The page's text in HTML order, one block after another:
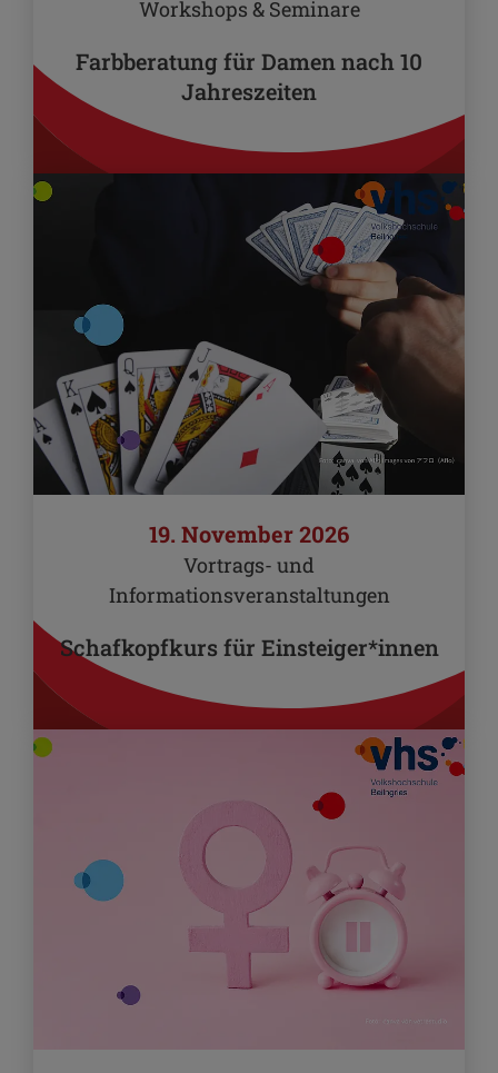
Workshops & Seminare
Farbberatung für Damen nach 10
Jahreszeiten
19. November 2026
Vortrags- und
Informationsveranstaltungen
Schafkopfkurs für Einsteiger*innen